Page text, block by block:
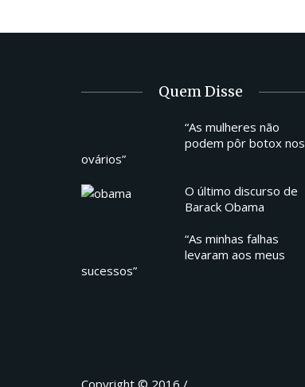
Quem Disse
“As mulheres não
podem pôr botox nos
ovários”
O último discurso de
Barack Obama
“As minhas falhas
levaram aos meus
sucessos”
Copyright © 2016 /